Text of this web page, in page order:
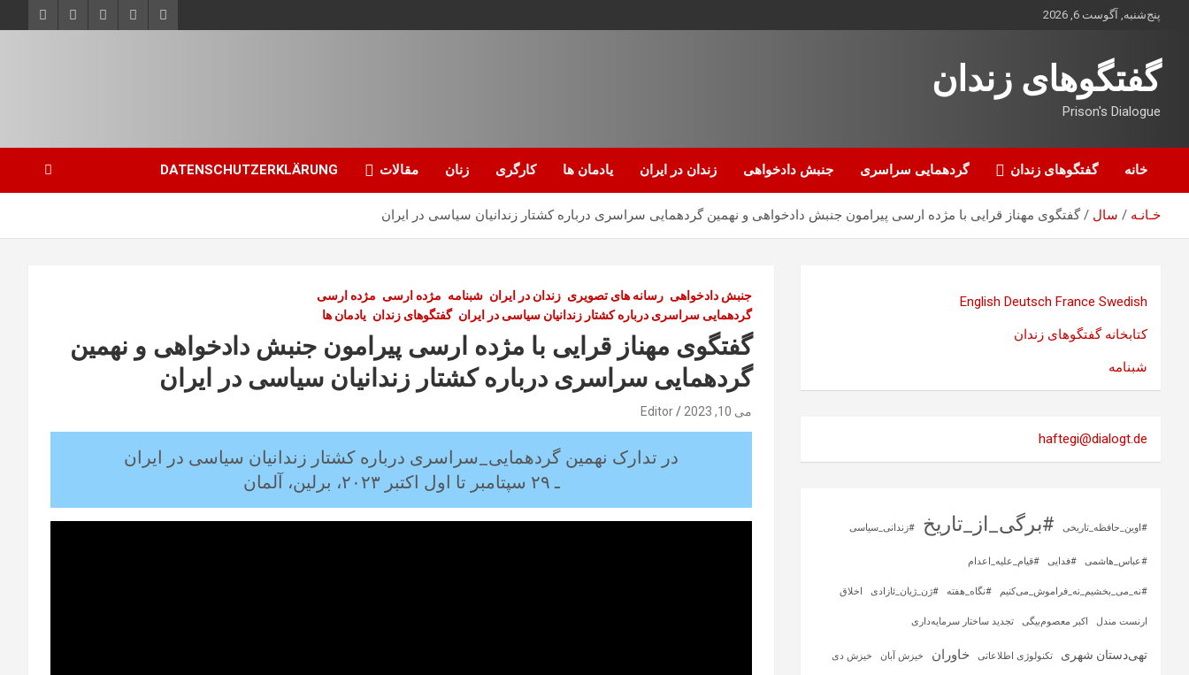
محتوا
پنج‌شنبه, آگوست 6, 2026
گفتگوهای زندان
Prison's Dialogue
خانه گفتگوهای زندان گردهمایی سراسری جنبش دادخواهی زندان در ایران یادمان ها کارگری زنان مقالات DATENSCHUTZERKLÄRUNG
خـانـه سال گفتگوی مهناز قرایی با مژده ارسی پیرامون جنبش دادخواهی و نهمین گردهمایی سراسری درباره کشتار زندانیان سیاسی در ایران
جنبش دادخواهی رسانه های تصویری زندان در ایران شبنامه مژده ارسی مژده ارسی
گردهمایی سراسری درباره کشتار زندانیان سیاسی در ایران گفتگوهای زندان یادمان ها
گفتگوی مهناز قرایی با مژده ارسی پیرامون جنبش دادخواهی و نهمین
گردهمایی سراسری درباره کشتار زندانیان سیاسی در ایران
می 10, 2023 Editor
در تدارک نهمین گردهمایی_سراسری درباره کشتار زندانیان سیاسی در ایران
ـ ۲۹ سپتامبر تا اول اکتبر ۲۰۲۳، برلین، آلمان
English Deutsch France Swedish
کتابخانه گفتگوهای زندان
شبنامه
haftegi@dialogt.de
#اوین_حافظه_تاریخی #برگی_از_تاریخ #زندانی_سیاسی
#عباس_هاشمی #فدایی #قیام_علیه_اعدام
#نه_می_بخشیم_نه_فراموش_می‌کنیم #نگاه_هفته #ژن_ژیان_ئازادی اخلاق
ارنست مندل اکبر معصوم‌بیگی تجدید ساختار سرمایه‌داری
تهی‌دستان شهری تکنولوژی اطلاعاتی خاوران خیزش آبان خیزش دی